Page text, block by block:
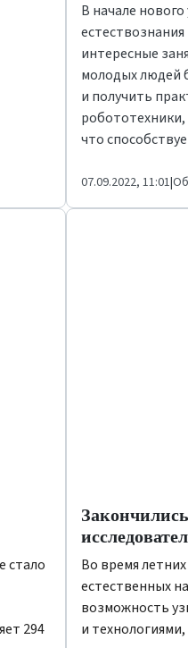
В начале
интересные
молодых людей
и получить
что
07.09.2022, 11:01|
стало
294
Во время
естественных
возможность
и